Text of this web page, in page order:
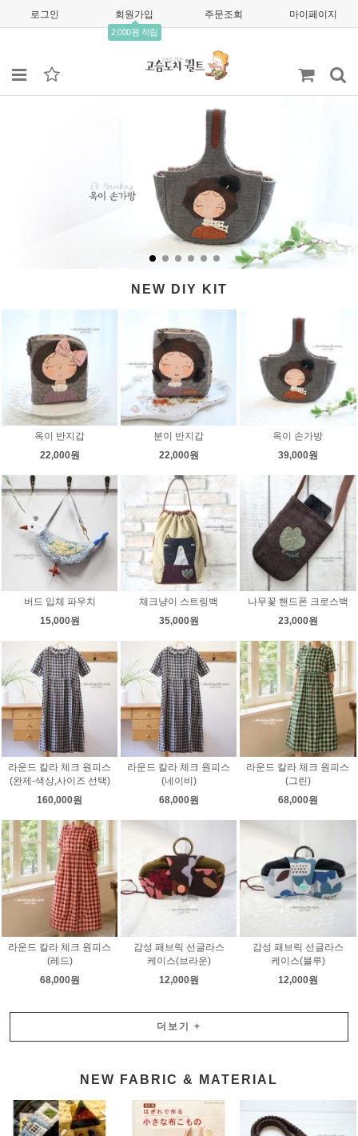
로그인 회원가입
2,000원 적립
주문조회 마이페이지
NEW DIY KIT
옥이 반지갑
22,000원
분이 반지갑
22,000원
옥이 손가방
39,000원
버드 입체 파우치
15,000원
체크냥이 스트링백
35,000원
나무꽃 핸드폰 크로스백
23,000원
라운드 칼라 체크 원피스
(완제-색상,사이즈 선택)
160,000원
라운드 칼라 체크 원피스
(네이비)
68,000원
라운드 칼라 체크 원피스
(그린)
68,000원
라운드 칼라 체크 원피스
(레드)
68,000원
감성 패브릭 선글라스
케이스(브라운)
12,000원
감성 패브릭 선글라스
케이스(블루)
12,000원
더보기 +
NEW FABRIC & MATERIAL